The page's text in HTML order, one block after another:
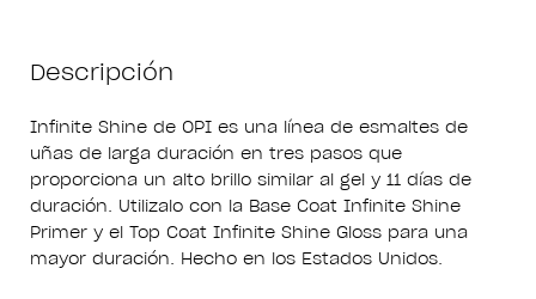
Descripción
Infinite Shine de OPI es una línea de esmaltes de
uñas de larga duración en tres pasos que
proporciona un alto brillo similar al gel y 11 días de
duración. Utilizalo con la Base Coat Infinite Shine
Primer y el Top Coat Infinite Shine Gloss para una
mayor duración. Hecho en los Estados Unidos.